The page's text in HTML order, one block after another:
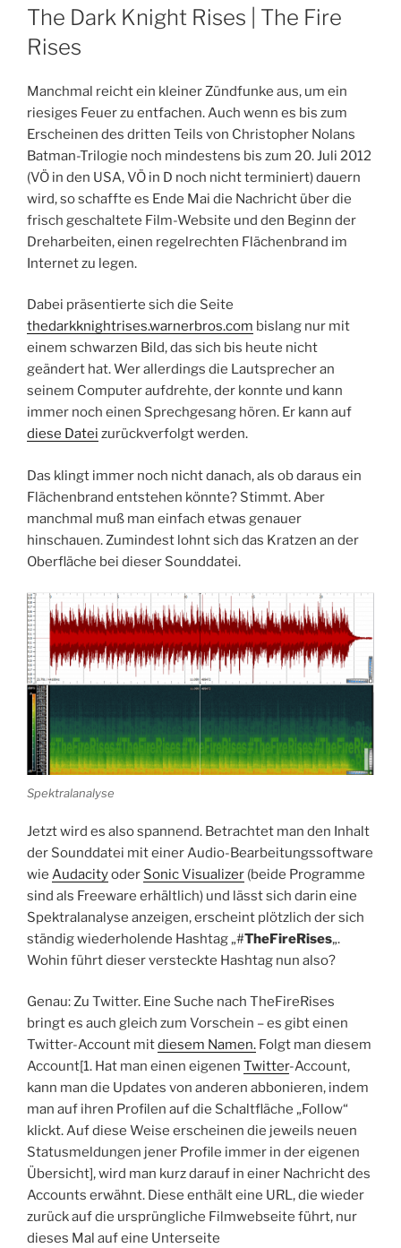
AM
The Dark Knight Rises | The Fire
Rises
Manchmal reicht ein kleiner Zündfunke aus, um ein
riesiges Feuer zu entfachen. Auch wenn es bis zum
Erscheinen des dritten Teils von Christopher Nolans
Batman-Trilogie noch mindestens bis zum 20. Juli 2012
(VÖ in den USA, VÖ in D noch nicht terminiert) dauern
wird, so schaffte es Ende Mai die Nachricht über die
frisch geschaltete Film-Website und den Beginn der
Dreharbeiten, einen regelrechten Flächenbrand im
Internet zu legen.
Dabei präsentierte sich die Seite
thedarkknightrises.warnerbros.com bislang nur mit
einem schwarzen Bild, das sich bis heute nicht
geändert hat. Wer allerdings die Lautsprecher an
seinem Computer aufdrehte, der konnte und kann
immer noch einen Sprechgesang hören. Er kann auf
diese Datei zurückverfolgt werden.
Das klingt immer noch nicht danach, als ob daraus ein
Flächenbrand entstehen könnte? Stimmt. Aber
manchmal muß man einfach etwas genauer
hinschauen. Zumindest lohnt sich das Kratzen an der
Oberfläche bei dieser Sounddatei.
Spektralanalyse
Jetzt wird es also spannend. Betrachtet man den Inhalt
der Sounddatei mit einer Audio-Bearbeitungssoftware
wie Audacityoder Sonic Visualizer (beide Programme
sind als Freeware erhältlich) und lässt sich darin eine
Spektralanalyse anzeigen, erscheint plötzlich der sich
ständig wiederholende Hashtag „#TheFireRises„.
Wohin führt dieser versteckte Hashtag nun also?
Genau: Zu Twitter. Eine Suche nach TheFireRises
bringt es auch gleich zum Vorschein – es gibt einen
Twitter-Account mitdiesem Namen. Folgt man diesem
Account[1. Hat man einen eigenen Twitter-Account,
kann man die Updates von anderen abbonieren, indem
man auf ihren Profilen auf die Schaltfläche „Follow“
klickt. Auf diese Weise erscheinen die jeweils neuen
Statusmeldungen jener Profile immer in der eigenen
Übersicht], wird man kurz darauf in einer Nachricht des
Accounts erwähnt. Diese enthält eine URL, die wieder
zurück auf die ursprüngliche Filmwebseite führt, nur
dieses Mal auf eine Unterseite